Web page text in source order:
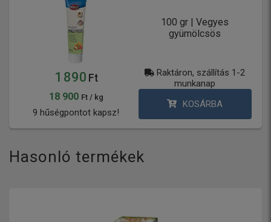
100 gr | Vegyes
gyümölcsös
1 890 Ft
18 900 Ft / kg
9 hűségpontot kapsz!
Raktáron, szállítás 1-2
munkanap
KOSÁRBA
Hasonló termékek